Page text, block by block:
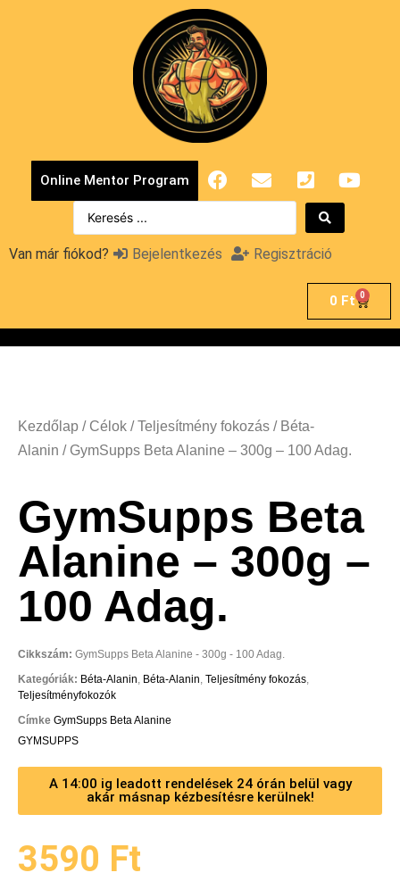
Online Mentor Program
Van már fiókod? Bejelentkezés Regisztráció
0 Ft 0
Kezdőlap / Célok /Teljesítmény fokozás / Béta-
Alanin / GymSupps Beta Alanine – 300g – 100 Adag.
GymSupps Beta
Alanine – 300g –
100 Adag.
Cikkszám: GymSupps Beta Alanine - 300g - 100 Adag.
Kategóriák: Béta-Alanin, Béta-Alanin, Teljesítmény fokozás,
Teljesítményfokozók
Címke GymSupps Beta Alanine
GYMSUPPS
A 14:00 ig leadott rendelések 24 órán belül vagy
akár másnap kézbesítésre kerülnek!
3590 Ft